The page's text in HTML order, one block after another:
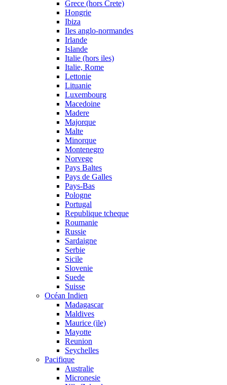
Grece (hors Crete)
Hongrie
Ibiza
Iles anglo-normandes
Irlande
Islande
Italie (hors iles)
Italie, Rome
Lettonie
Lituanie
Luxembourg
Macedoine
Madere
Majorque
Malte
Minorque
Montenegro
Norvege
Pays Baltes
Pays de Galles
Pays-Bas
Pologne
Portugal
Republique tcheque
Roumanie
Russie
Sardaigne
Serbie
Sicile
Slovenie
Suede
Suisse
Océan Indien
Madagascar
Maldives
Maurice (ile)
Mayotte
Reunion
Seychelles
Pacifique
Australie
Micronesie